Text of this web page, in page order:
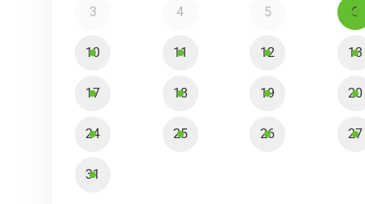
3 4 5 6
10 11 12 13
17 18 19 20
24 25 26 27
31